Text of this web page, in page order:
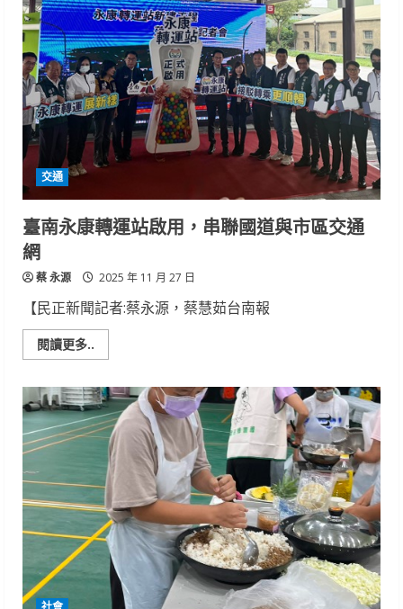
冠
假
日
酒
店
賀
歲
開
桌
春
節
美
饌
上
菜
交通
臺南永康轉運站啟用，串聯國道與市區交通
網
蔡 永源 2025 年 11 月 27 日
【民正新聞記者:蔡永源，蔡慧茹台南報
閱讀更多..
more
南
永
康
轉
運
用，
串
聯
國
道
與
區
交